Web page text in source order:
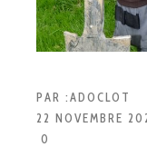
PAR :ADOCLOT
22 NOVEMBRE
0